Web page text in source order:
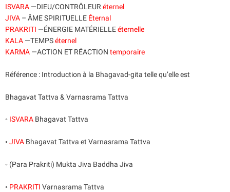
ISVARA —DIEU/CONTRÔLEUR éternel
JIVA – ÂME SPIRITUELLE Éternal
PRAKRITI —ÉNERGIE MATÉRIELLEéternelle
KALA —TEMPSéternel
KARMA —ACTION ET RÉACTION temporaire
Référence : Introduction à la Bhagavad-gita telle qu’elle est
Bhagavat Tattva & Varnasrama Tattva
◦ ISVARA Bhagavat Tattva
◦ JIVA Bhagavat Tattva et Varnasrama Tattva
◦ (Para Prakriti) Mukta Jiva Baddha Jiva
◦ PRAKRITI Varnasrama Tattva